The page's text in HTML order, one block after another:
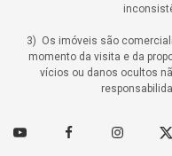
3) Os imóveis são
momento da visita e da
vícios ou danos ocultos
Youtube FacebookInstagram